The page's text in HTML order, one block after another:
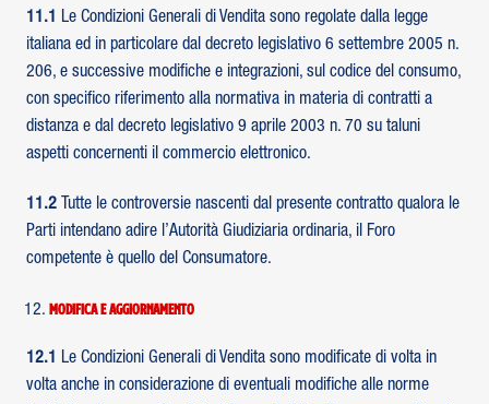
11.1 Le Condizioni Generali di Vendita sono regolate dalla legge
italiana ed in particolare dal decreto legislativo 6 settembre 2005 n.
206, e successive modifiche e integrazioni, sul codice del consumo,
con specifico riferimento alla normativa in materia di contratti a
distanza e dal decreto legislativo 9 aprile 2003 n. 70 su taluni
aspetti concernenti il commercio elettronico.
11.2 Tutte le controversie nascenti dal presente contratto qualora le
Parti intendano adire l’Autorità Giudiziaria ordinaria, il Foro
competente è quello del Consumatore.
Modifica e aggiornamento
12.1 Le Condizioni Generali di Vendita sono modificate di volta in
volta anche in considerazione di eventuali modifiche alle norme